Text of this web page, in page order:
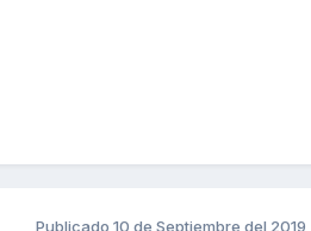
Publicado 10 de Septiembre del 2019